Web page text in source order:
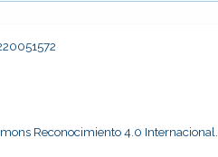
Reconocimiento 4.0 Internacional.